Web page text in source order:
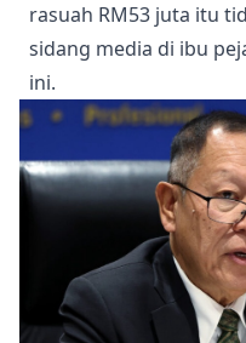
rasuah RM53 juta itu
sidang media di ibu
ini.